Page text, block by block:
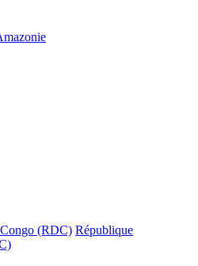
(RDC) République